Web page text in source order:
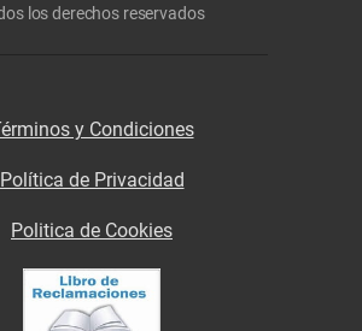
los derechos reservados
y Condiciones
Política de Privacidad
Politica de Cookies